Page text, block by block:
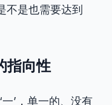
不是也需要达到
指向性
’，单一的、没有